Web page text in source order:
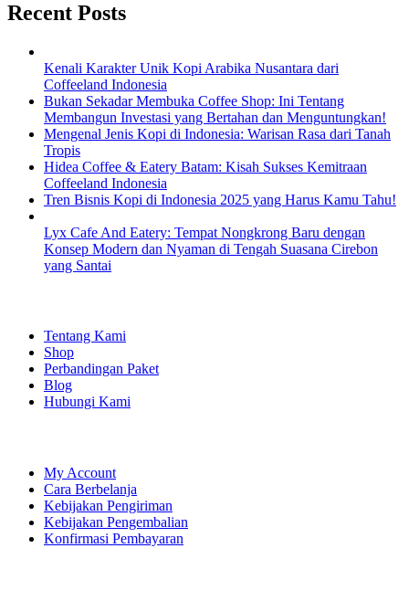
Recent Posts
Kenali Karakter Unik Kopi Arabika Nusantara dari
Coffeeland Indonesia
Bukan Sekadar Membuka Coffee Shop: Ini Tentang
Membangun Investasi yang Bertahan dan Menguntungkan!
Mengenal Jenis Kopi di Indonesia: Warisan Rasa dari Tanah
Tropis
Hidea Coffee & Eatery Batam: Kisah Sukses Kemitraan
Coffeeland Indonesia
Tren Bisnis Kopi di Indonesia 2025 yang Harus Kamu Tahu!
Lyx Cafe And Eatery: Tempat Nongkrong Baru dengan
Konsep Modern dan Nyaman di Tengah Suasana Cirebon
yang Santai
Tentang Kami
Shop
Perbandingan Paket
Blog
Hubungi Kami
My Account
Cara Berbelanja
Kebijakan Pengiriman
Kebijakan Pengembalian
Konfirmasi Pembayaran